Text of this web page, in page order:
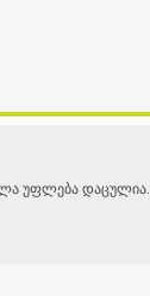
უფლება დაცულია.